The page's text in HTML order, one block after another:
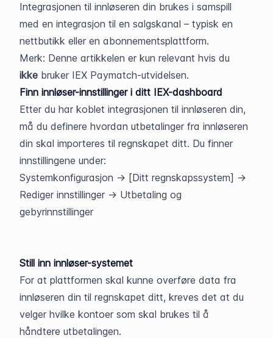
Integrasjonen til innløseren din brukes i samspill
med en integrasjon til en salgskanal – typisk en
nettbutikk eller en abonnementsplattform.
ikke bruker IEX Paymatch-utvidelsen.
Finn innløser-innstillinger i ditt IEX-dashboard
Etter du har koblet integrasjonen til innløseren din,
må du definere hvordan utbetalinger fra innløseren
din skal importeres til regnskapet ditt. Du finner
innstillingene under:
Systemkonfigurasjon -> [Ditt regnskapssystem] ->
Rediger innstillinger -> Utbetaling og
gebyrinnstillinger
Still inn innløser-systemet
For at plattformen skal kunne overføre data fra
innløseren din til regnskapet ditt, kreves det at du
velger hvilke kontoer som skal brukes til å
håndtere utbetalingen.​